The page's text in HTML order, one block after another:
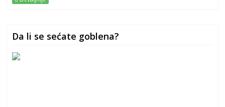
Da li se sećate goblena?